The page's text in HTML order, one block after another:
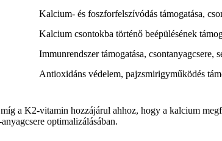
Kalcium- és foszforfelszívódás támogatása,
Kalcium csontokba történő beépülésének
Immunrendszer támogatása, csontanyagcsere,
Antioxidáns védelem, pajzsmirigyműködés
a K2-vitamin hozzájárul ahhoz, hogy a kalcium
optimalizálásában.